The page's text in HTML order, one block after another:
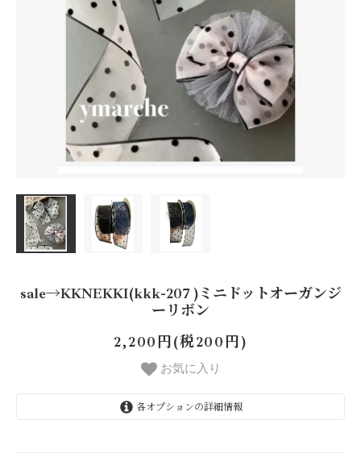
sale→KKNEKKI(kkk-207 )ミニドットオーガンジ
ーリボン
2,200円(税200円)
お気に入り
各オプションの詳細情報